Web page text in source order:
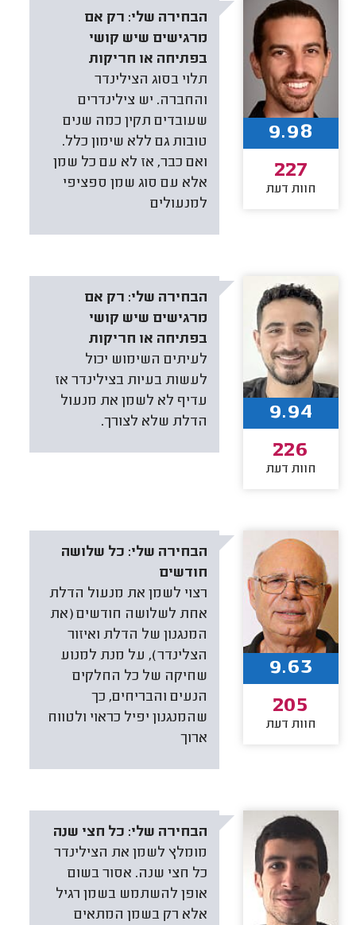
הבחירה שלי: רק אם
מרגישים שיש קושי
בפתיחה או חריקות
תלוי בסוג הצילינדר
והחברה. יש צילינדרים
שעובדים תקין כמה שנים
טובות גם ללא שימון כלל.
ואם כבר, אז לא עם כל שמן
אלא עם סוג שמן ספציפי
למנעולים
9.98
227
חוות דעת
הבחירה שלי: רק אם
מרגישים שיש קושי
בפתיחה או חריקות
לעיתים השימוש יכול
לעשות בעיות בצילינדר אז
עדיף לא לשמן את מנעול
הדלת שלא לצורך.
9.94
226
חוות דעת
הבחירה שלי: כל שלושה
חודשים
רצוי לשמן את מנעול הדלת
אחת לשלושה חודשים (את
המנגנון של הדלת ואיזור
הצלינדר), על מנת למנוע
שחיקה של כל החלקים
הנעים והבריחים, כך
שהמנגנון יפיל כראוי ולטווח
ארוך
9.63
205
חוות דעת
הבחירה שלי: כל חצי שנה
מומלץ לשמן את הצילינדר
כל חצי שנה. אסור בשום
אופן להשתמש בשמן רגיל
אלא רק בשמן המתאים